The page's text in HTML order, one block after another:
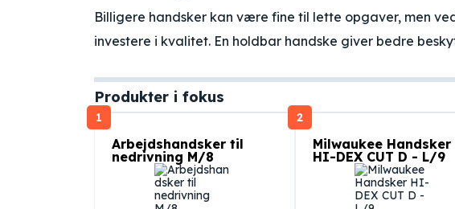
Billigere handsker kan være fine til lette opgaver, men
investere i kvalitet. En holdbar handske giver bedre
Produkter i fokus
1
Arbejdshandsker til
nedrivning M/8
2
Milwaukee Handsker
HI-DEX CUT D - L/9